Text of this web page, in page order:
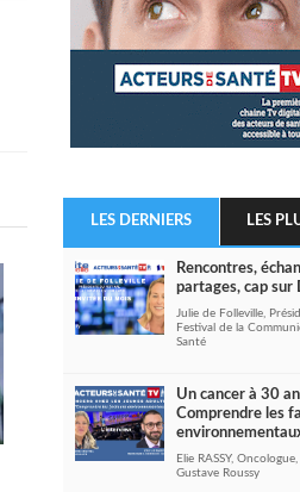
LES DERNIERS LES
Rencontres,
partages, cap sur
Julie de Folleville,
Festival de la
Santé
Un cancer à 30
Comprendre les
Elie RASSY,
Gustave Roussy